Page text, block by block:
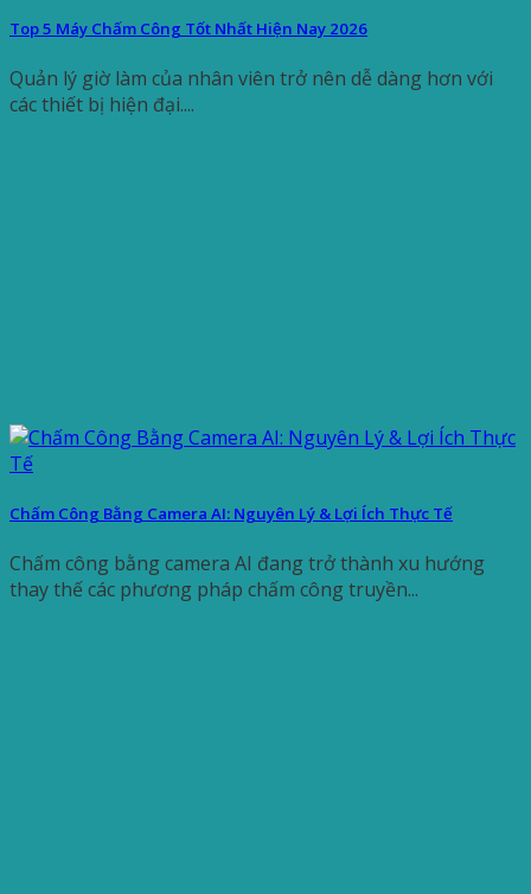
Top 5 Máy Chấm Công Tốt Nhất Hiện Nay 2026
Quản lý giờ làm của nhân viên trở nên dễ dàng hơn với
các thiết bị hiện đại....
Chấm Công Bằng Camera AI: Nguyên Lý & Lợi Ích Thực Tế
Chấm công bằng camera AI đang trở thành xu hướng
thay thế các phương pháp chấm công truyền...